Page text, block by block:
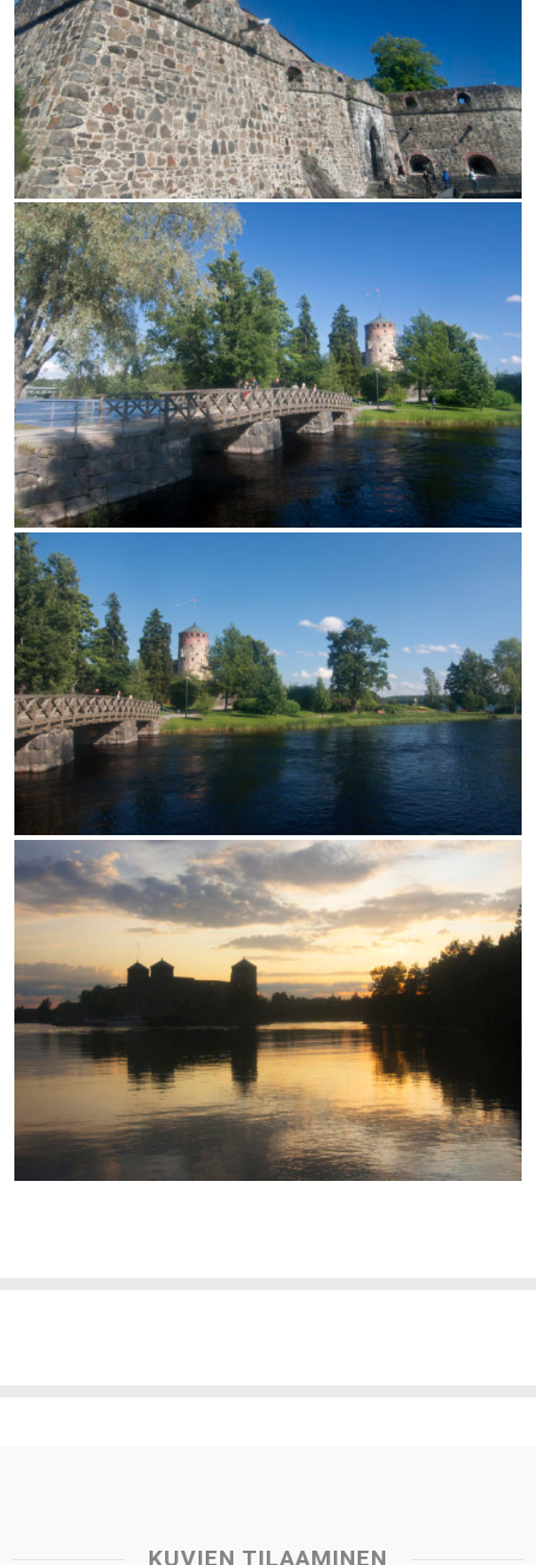
KUVIEN TILAAMINEN